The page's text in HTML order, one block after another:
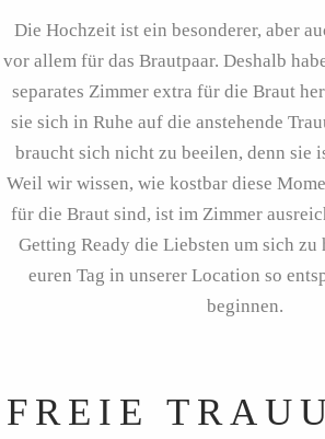
Die Hochzeit ist ein besonderer, aber
vor allem für das Brautpaar. Deshalb
separates Zimmer extra für die Braut
sie sich in Ruhe auf die anstehende
braucht sich nicht zu beeilen, denn sie
Weil wir wissen, wie kostbar diese
für die Braut sind, ist im Zimmer
Getting Ready die Liebsten um sich zu
euren Tag in unserer Location so
beginnen.
FREIE